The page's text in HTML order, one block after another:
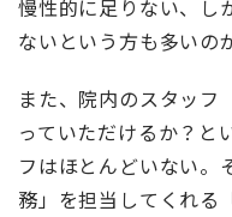
慢性的に足りない、し
ないという方も多いの
また、院内のスタッフ
っていただけるか？と
フはほとんどいない。
務」を担当してくれる